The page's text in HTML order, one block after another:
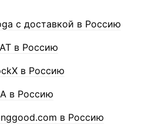
с доставкой в Россию
в Россию
в Россию
в Россию
в Россию